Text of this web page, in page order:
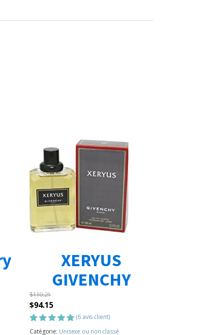
XERYUS
GIVENCHY
$110.21
Le
prix
initial
$94.15Le
prix
actuel
Noté5.00
6
(6avis client)
Catégorie: Unisexe ou non classé